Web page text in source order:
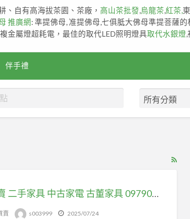
、自有高海拔茶園、茶廠， 高山茶批發 烏龍茶 紅茶,
推廣網: 準提佛母, 准提佛母,七俱胝大佛母準提菩薩
金屬燈超耗電，最佳的取代LED照明燈具取代水銀燈
伴手禮
宏品專業買賣 二手家具 中古家電 古董家具 0979003999 專人專車服務免費到府現金收購
賣 s003999 2025/07/24